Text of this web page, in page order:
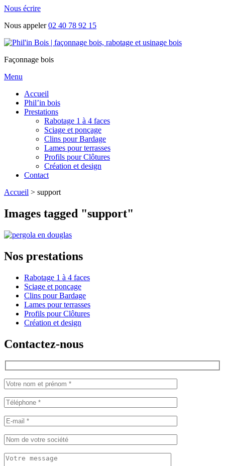
Nous écrire
Nous appeler02 40 78 92 15
Façonnage bois
Menu
Accueil
Phil’in bois
Prestations
Rabotage 1 à 4 faces
Sciage et ponçage
Clins pour Bardage
Lames pour terrasses
Profils pour Clôtures
Création et design
Contact
Accueil > support
Images tagged "support"
Nos prestations
Rabotage 1 à 4 faces
Sciage et ponçage
Clins pour Bardage
Lames pour terrasses
Profils pour Clôtures
Création et design
Contactez-nous